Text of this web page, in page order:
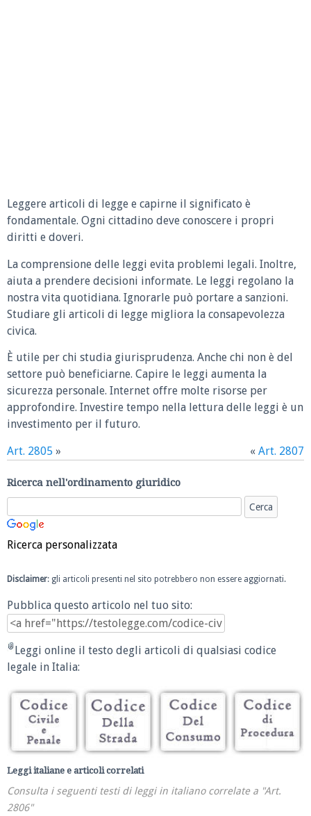
Leggere articoli di legge e capirne il significato è
fondamentale. Ogni cittadino deve conoscere i propri
diritti e doveri.
La comprensione delle leggi evita problemi legali. Inoltre,
aiuta a prendere decisioni informate. Le leggi regolano la
nostra vita quotidiana. Ignorarle può portare a sanzioni.
Studiare gli articoli di legge migliora la consapevolezza
civica.
È utile per chi studia giurisprudenza. Anche chi non è del
settore può beneficiarne. Capire le leggi aumenta la
sicurezza personale. Internet offre molte risorse per
approfondire. Investire tempo nella lettura delle leggi è un
investimento per il futuro.
Art. 2805 » « Art. 2807
Ricerca nell'ordinamento giuridico
Ricerca personalizzata
Disclaimer: gli articoli presenti nel sito potrebbero non essere aggiornati.
Pubblica questo articolo nel tuo sito:
Leggi online il testo degli articoli di qualsiasi codice
legale in Italia:
Leggi italiane e articoli correlati
Consulta i seguenti testi di leggi in italiano correlate a "Art.
2806"